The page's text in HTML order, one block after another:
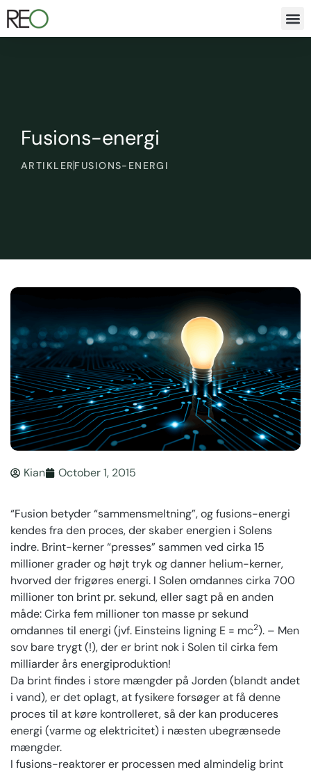
Fusions-energi
ARTIKLER FUSIONS-ENERGI
Kian October 1, 2015
“Fusion betyder “sammensmeltning”, og fusions-energi
kendes fra den proces, der skaber energien i Solens
indre. Brint-kerner “presses” sammen ved cirka 15
millioner grader og højt tryk og danner helium-kerner,
hvorved der frigøres energi. I Solen omdannes cirka 700
millioner ton brint pr. sekund, eller sagt på en anden
måde: Cirka fem millioner ton masse pr sekund
omdannes til energi (jvf. Einsteins ligning E = mc2). – Men
sov bare trygt (!), der er brint nok i Solen til cirka fem
milliarder års energiproduktion!
Da brint findes i store mængder på Jorden (blandt andet
i vand), er det oplagt, at fysikere forsøger at få denne
proces til at køre kontrolleret, så der kan produceres
energi (varme og elektricitet) i næsten ubegrænsede
mængder.
I fusions-reaktorer er processen med almindelig brint